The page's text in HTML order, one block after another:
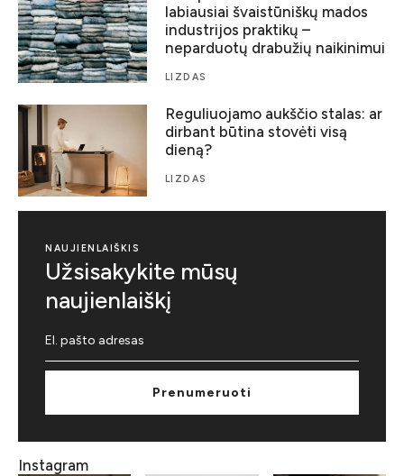
labiausiai švaistūniškų mados
industrijos praktikų –
neparduotų drabužių naikinimui
LIZDAS
Reguliuojamo aukščio stalas: ar
dirbant būtina stovėti visą
dieną?
LIZDAS
NAUJIENLAIŠKIS
Užsisakykite mūsų
naujienlaiškį
Prenumeruoti
Instagram